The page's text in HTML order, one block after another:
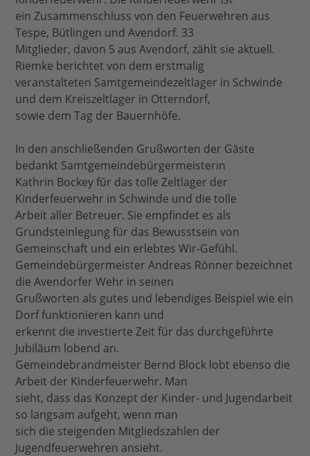
ein Zusammenschluss von den Feuerwehren aus
Tespe, Bütlingen und Avendorf. 33
Mitglieder, davon 5 aus Avendorf, zählt sie aktuell.
Riemke berichtet von dem erstmalig
veranstalteten Samtgemeindezeltlager in Schwinde
und dem Kreiszeltlager in Otterndorf,
sowie dem Tag der Bauernhöfe.
In den anschließenden Grußworten der Gäste
bedankt Samtgemeindebürgermeisterin
Kathrin Bockey für das tolle Zeltlager der
Kinderfeuerwehr in Schwinde und die tolle
Arbeit aller Betreuer. Sie empfindet es als
Grundsteinlegung für das Bewusstsein von
Gemeinschaft und ein erlebtes Wir-Gefühl.
Gemeindebürgermeister Andreas Rönner bezeichnet
die Avendorfer Wehr in seinen
Grußworten als gutes und lebendiges Beispiel wie ein
Dorf funktionieren kann und
erkennt die investierte Zeit für das durchgeführte
Jubiläum lobend an.
Gemeindebrandmeister Bernd Block lobt ebenso die
Arbeit der Kinderfeuerwehr. Man
sieht, dass das Konzept der Kinder- und Jugendarbeit
so langsam aufgeht, wenn man
sich die steigenden Mitgliedszahlen der
Jugendfeuerwehren ansieht.